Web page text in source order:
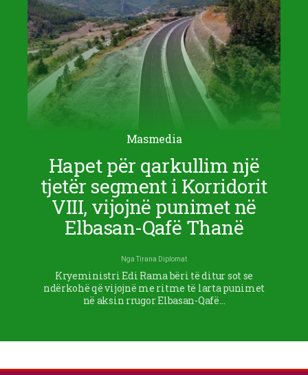
Masmedia
Hapet për qarkullim një
tjetër segment i Korridorit
VIII, vijojnë punimet në
Elbasan-Qafë Thanë
NgaTirana Diplomat
Kryeministri Edi Rama bëri të ditur sot se
ndërkohë që vijojnë me ritme të larta punimet
në aksin rrugor Elbasan-Qafë…